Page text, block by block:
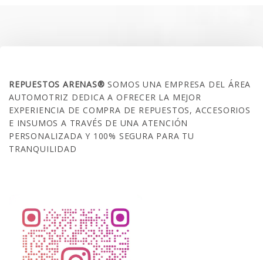
REPUESTOS ARENAS®SOMOS UNA EMPRESA DEL ÁREA
AUTOMOTRIZ DEDICA A OFRECER LA MEJOR
EXPERIENCIA DE COMPRA DE REPUESTOS, ACCESORIOS
E INSUMOS A TRAVÉS DE UNA ATENCIÓN
PERSONALIZADA Y 100% SEGURA PARA TU
TRANQUILIDAD